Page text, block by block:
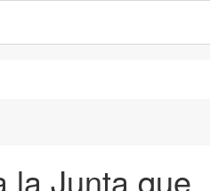
la Junta que